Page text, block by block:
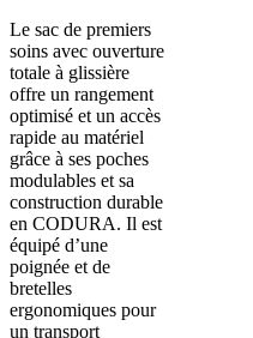
Le sac de premiers
soins avec ouverture
totale à glissière
offre un rangement
optimisé et un accès
rapide au matériel
grâce à ses poches
modulables et sa
construction durable
en CODURA. Il est
équipé d’une
poignée et de
bretelles
ergonomiques pour
un transport